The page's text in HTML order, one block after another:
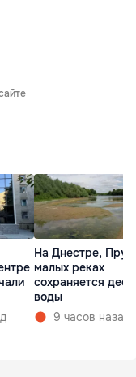
На Днестре,
малых реках
сохраняется
воды
9 часов назад